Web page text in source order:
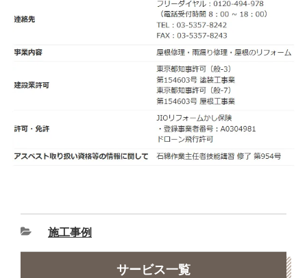
施工事例
サービス一覧